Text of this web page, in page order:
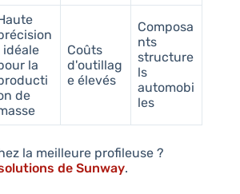
idéale
la
de
Coûts
d'outillag
e élevés
Composa
nts
structure
ls
automobi
les
la meilleure profileuse ?
de Sunway.